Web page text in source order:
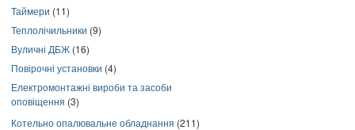
Таймери (11)
Теплолічильники (9)
Вуличні ДБЖ (16)
Повірочні установки (4)
Електромонтажні вироби та засоби
оповіщення (3)
Котельно опалювальне обладнання (211)